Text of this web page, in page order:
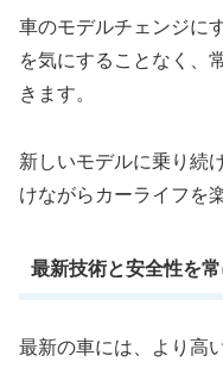
車のモデルチェンジに
を気にすることなく、
きます。
新しいモデルに乗り続
けながらカーライフを
最新技術と安全性を
最新の車には、より高